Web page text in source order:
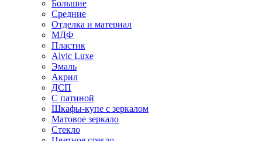
Большие
Средние
Отделка и материал
МДФ
Пластик
Alvic Luxe
Эмаль
Акрил
ДСП
С патиной
Шкафы-купе с зеркалом
Матовое зеркало
Стекло